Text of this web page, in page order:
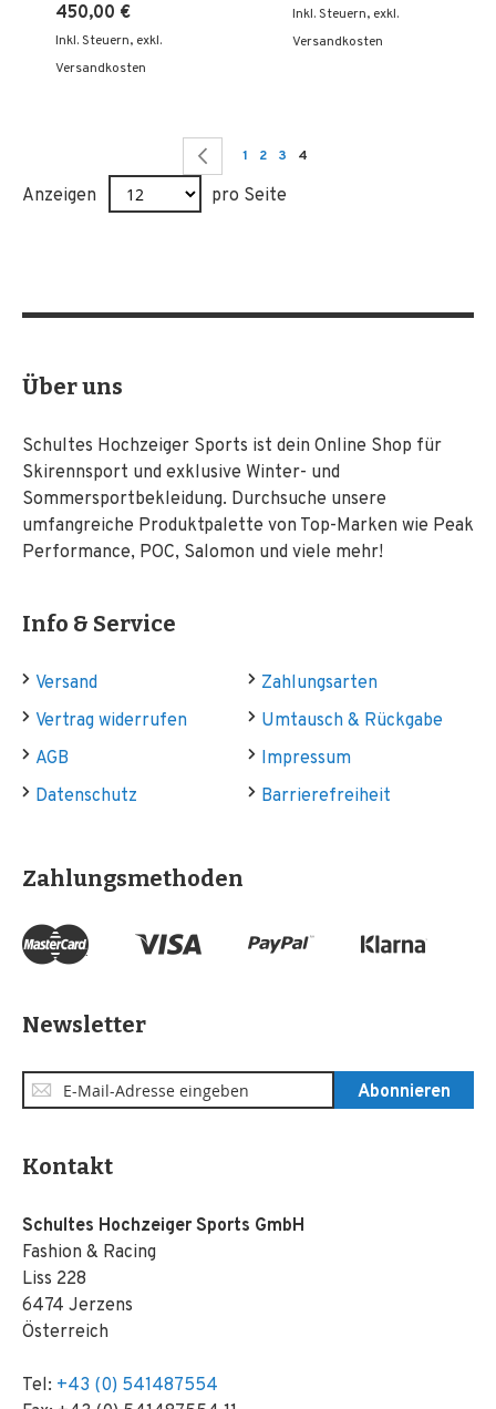
450,00 €
Inkl. Steuern, exkl.
Versandkosten
Inkl. Steuern, exkl.
Versandkosten
Seite Seite
Zurück
Seite
1 Seite
2 Seite
3 Sie lesen gerade Seite
4
Anzeigen pro Seite
Über uns
Schultes Hochzeiger Sports ist dein Online Shop für
Skirennsport und exklusive Winter- und
Sommersportbekleidung. Durchsuche unsere
umfangreiche Produktpalette von Top-Marken wie Peak
Performance, POC, Salomon und viele mehr!
Info & Service
Versand
Zahlungsarten
Vertrag widerrufen
Umtausch & Rückgabe
AGB
Impressum
Datenschutz
Barrierefreiheit
Zahlungsmethoden
Newsletter
Anmeldung
zum
Abonnieren
Kontakt
Schultes Hochzeiger Sports GmbH
Fashion & Racing
Liss 228
6474 Jerzens
Österreich
Tel: +43 (0) 541487554